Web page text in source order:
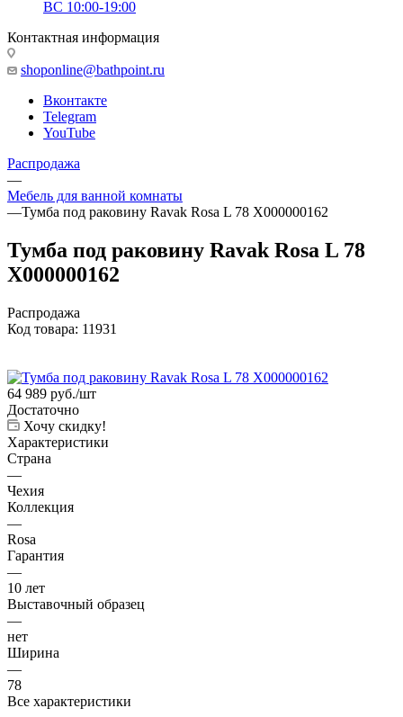
ВС 10:00-19:00
Контактная информация
shoponline@bathpoint.ru
Вконтакте
Telegram
YouTube
Распродажа
—
Мебель для ванной комнаты
—Тумба под раковину Ravak Rosa L 78 X000000162
Тумба под раковину Ravak Rosa L 78
X000000162
Распродажа
Код товара: 11931
64 989 руб./шт
Достаточно
Хочу скидку!
Характеристики
Страна
—
Чехия
Коллекция
—
Rosa
Гарантия
—
10 лет
Выставочный образец
—
нет
Ширина
—
78
Все характеристики